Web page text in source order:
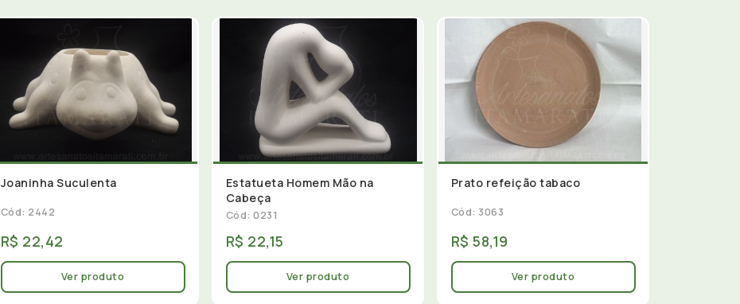
Joaninha Suculenta
Cód: 2442
R$ 22,42
Ver produto
Estatueta Homem Mão na
Cabeça
Cód: 0231
R$ 22,15
Ver produto
Prato refeição tabaco
Cód: 3063
R$ 58,19
Ver produto